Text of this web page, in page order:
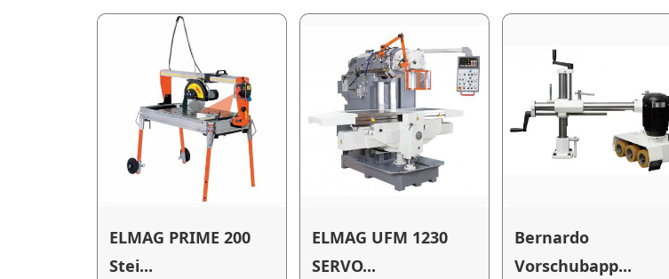
ELMAG PRIME 200
Stei...
ELMAG UFM 1230
SERVO...
Bernardo
Vorschubapp...